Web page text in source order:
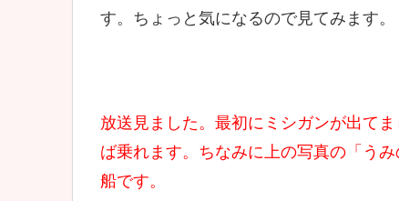
す。ちょっと気になるので見てみます。
放送見ました。最初にミシガンが出て
ば乗れます。ちなみに上の写真の「う
船です。